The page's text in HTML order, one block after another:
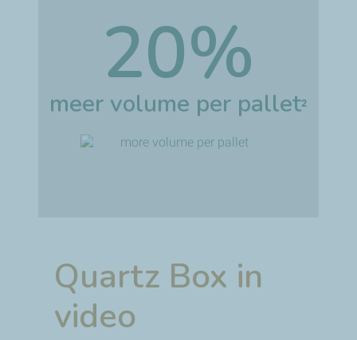
20%
meer volume per pallet2
Quartz Box in
video